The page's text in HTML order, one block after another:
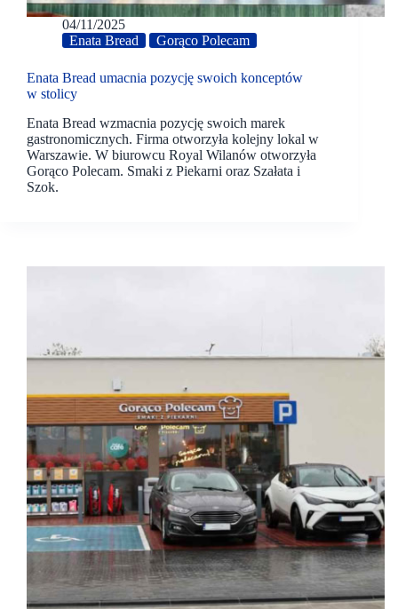
04/11/2025
Enata Bread
Gorąco Polecam
Enata Bread umacnia pozycję swoich konceptów
w stolicy
Enata Bread wzmacnia pozycję swoich marek
gastronomicznych. Firma otworzyła kolejny lokal w
Warszawie. W biurowcu Royal Wilanów otworzyła
Gorąco Polecam. Smaki z Piekarni oraz Szałata i
Szok.